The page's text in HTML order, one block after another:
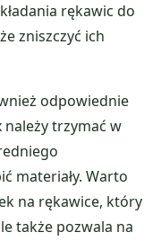
rękawic do
zniszczyć ich
odpowiednie
należy trzymać w
materiały. Warto
na rękawice, który
także pozwala na